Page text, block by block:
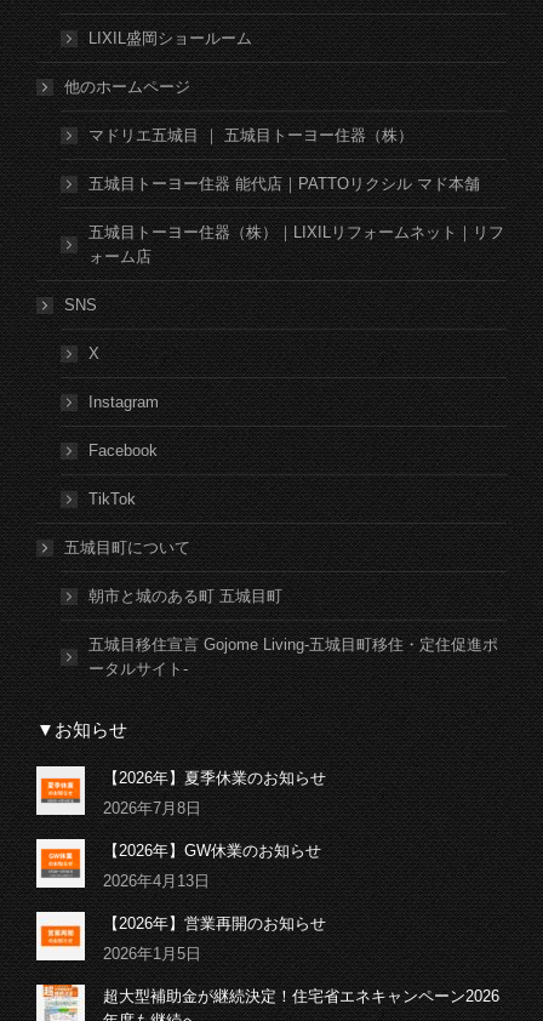
LIXIL盛岡ショールーム
他のホームページ
マドリエ五城目 ｜ 五城目トーヨー住器（株）
五城目トーヨー住器 能代店｜PATTOリクシル マド本舗
五城目トーヨー住器（株）｜LIXILリフォームネット｜リフ
ォーム店
SNS
X
Instagram
Facebook
TikTok
五城目町について
朝市と城のある町 五城目町
五城目移住宣言 Gojome Living-五城目町移住・定住促進ポ
ータルサイト-
▼お知らせ
【2026年】夏季休業のお知らせ
2026年7月8日
【2026年】GW休業のお知らせ
2026年4月13日
【2026年】営業再開のお知らせ
2026年1月5日
超大型補助金が継続決定！住宅省エネキャンペーン2026